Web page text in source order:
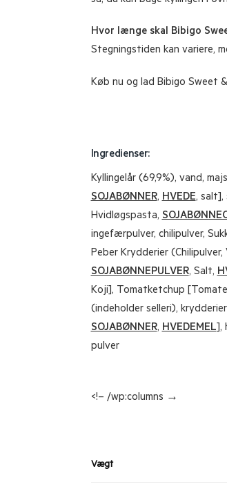
Hvor længe skal Bibigo
Stegningstiden kan variere,
Køb nu og lad Bibigo Sweet
Ingredienser:
Kyllingelår (69,9%), vand,
SOJABØNNER,HVEDE, salt],
Hvidløgspasta,
ingefærpulver, chilipulver,
Peber Krydderier
SOJABØNNEPULVER, Salt,
Koji], Tomatketchup
(indeholder selleri),
SOJABØNNER,HVEDEMEL],
pulver
<!– /wp:columns →
Vægt